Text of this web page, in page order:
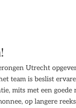
Utrecht
team is beslist
mits met een
op langere